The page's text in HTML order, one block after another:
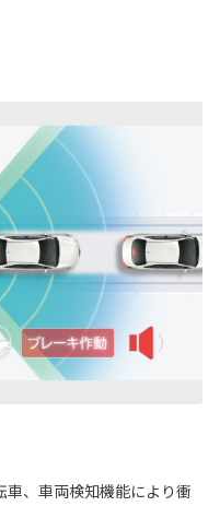
、車両検知機能により衝